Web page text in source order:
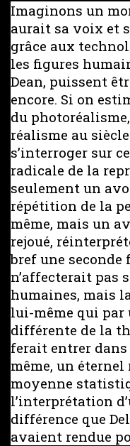
Imaginons un
aurait sa voix et
grâce aux
les figures
Dean, puissent
encore. Si on
du
réalisme au
s’interroger sur
radicale de la
seulement un
répétition de la
même, mais un
rejoué,
bref une seconde
n’affecterait pas
humaines, mais
lui-même qui
différente de la
ferait entrer
même, un
moyenne
l’interprétation
différence que
avaient rendue